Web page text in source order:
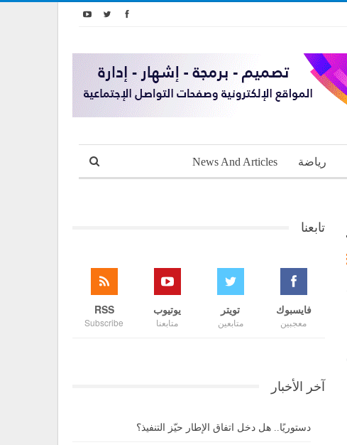
رياضة News And Articles
تابعنا
فايسبوك
معجبين
تويتر
متابعين
يوتيوب
متابعنا
RSS
Subscribe
آخر الأخبار
دستوريًا.. هل دخل اتفاق الإطار حيّز التنفيذ؟